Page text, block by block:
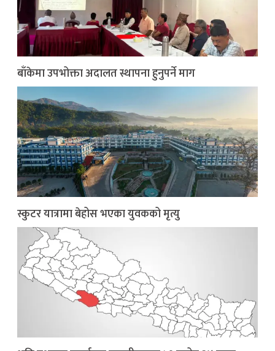
बाँकेमा उपभोक्ता अदालत स्थापना हुनुपर्ने माग
स्कुटर यात्रामा बेहोस भएका युवकको मृत्यु